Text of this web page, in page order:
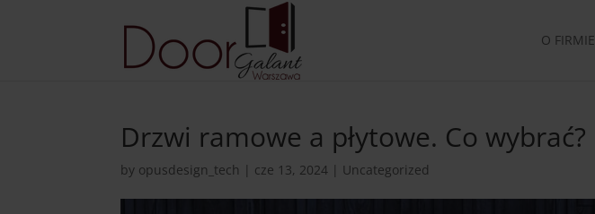
O FIRMIE
Drzwi ramowe a płytowe. Co wybrać?
by opusdesign_tech | cze 13, 2024 | Uncategorized